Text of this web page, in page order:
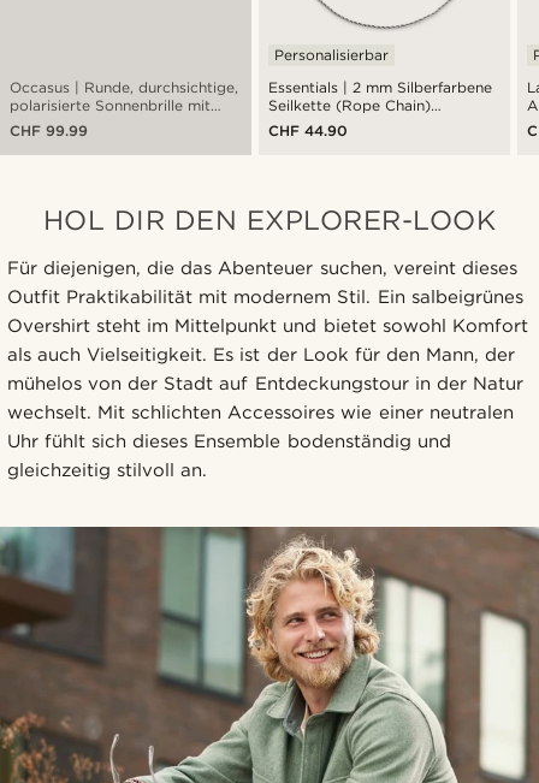
Occasus | Runde, durchsichtige,
polarisierte Sonnenbrille mit
Hornrand
CHF 99.99
Essentials | 2 mm Silberfarbene
Seilkette (Rope Chain)
Halskette
Personalisierbar
CHF 44.90
HOL DIR DEN EXPLORER-LOOK
Für diejenigen, die das Abenteuer suchen, vereint dieses
Outfit Praktikabilität mit modernem Stil. Ein salbeigrünes
Overshirt steht im Mittelpunkt und bietet sowohl Komfort
als auch Vielseitigkeit. Es ist der Look für den Mann, der
mühelos von der Stadt auf Entdeckungstour in der Natur
wechselt. Mit schlichten Accessoires wie einer neutralen
Uhr fühlt sich dieses Ensemble bodenständig und
gleichzeitig stilvoll an.